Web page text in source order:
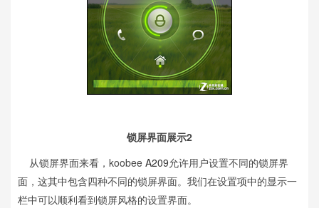
锁屏界面展示2
从锁屏界面来看，koobee A209允许用户设置不同的锁屏界
面，这其中包含四种不同的锁屏界面。我们在设置项中的显示一
栏中可以顺利看到锁屏风格的设置界面。